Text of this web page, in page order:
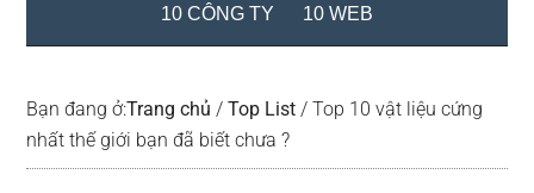
10 CÔNG TY 10 WEB
Bạn đang ở:Trang chủ / Top List / Top 10 vật liệu cứng
nhất thế giới bạn đã biết chưa ?